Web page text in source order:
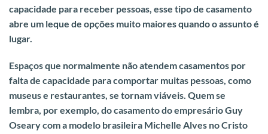
capacidade para receber pessoas, esse tipo de casamento
abre um leque de opções muito maiores quando o assunto é
lugar.
Espaços que normalmente não atendem casamentos por
falta de capacidade para comportar muitas pessoas, como
museus e restaurantes, se tornam viáveis. Quem se
lembra, por exemplo, do casamento do empresário Guy
Oseary com a modelo brasileira Michelle Alves no Cristo